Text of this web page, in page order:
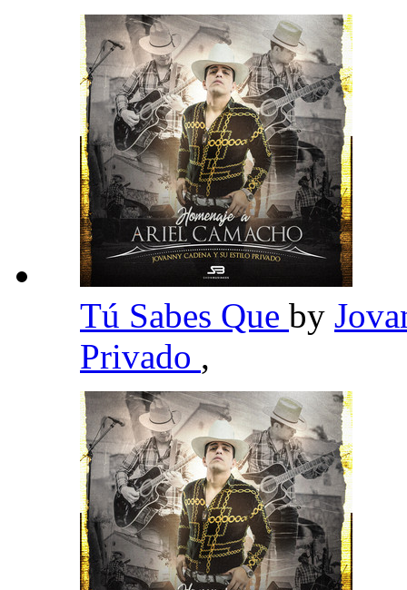
Tú Sabes Que by
Privado ,